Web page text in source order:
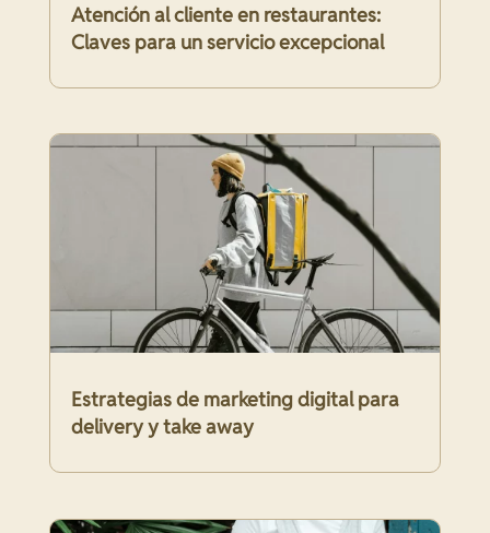
Atención al cliente en restaurantes:
Claves para un servicio excepcional
Estrategias de marketing digital para
delivery y take away